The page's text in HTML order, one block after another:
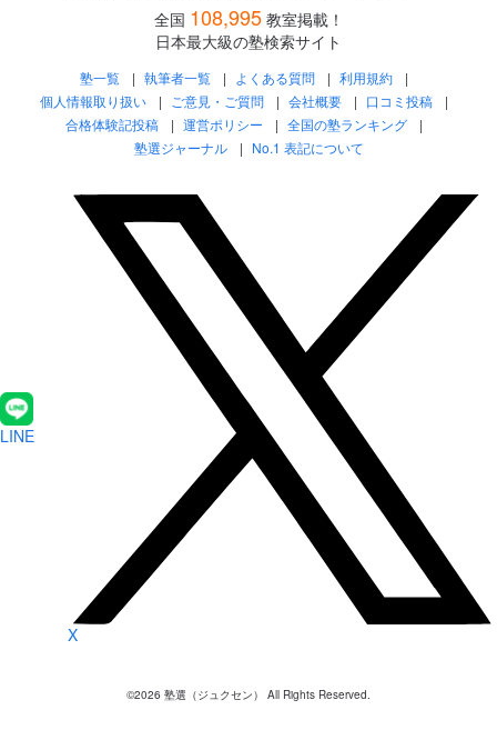
全国 108,995 教室掲載！
日本最大級の塾検索サイト
塾一覧 執筆者一覧 よくある質問
利用規約
個人情報取り扱い
ご意見・ご質問 会社概要
口コミ投稿
合格体験記投稿
運営ポリシー
全国の塾ランキング
塾選ジャーナル
No.1 表記について
LINE
X
©2026 塾選（ジュクセン） All Rights Reserved.